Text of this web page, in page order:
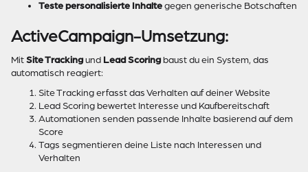
Teste personalisierte Inhalte gegen generische Botschaften
ActiveCampaign-Umsetzung:
Mit Site Trackingund Lead Scoringbaust du ein System, das
automatisch reagiert:
Site Tracking erfasst das Verhalten auf deiner Website
Lead Scoring bewertet Interesse und Kaufbereitschaft
Automationen senden passende Inhalte basierend auf dem
Score
Tags segmentieren deine Liste nach Interessen und
Verhalten